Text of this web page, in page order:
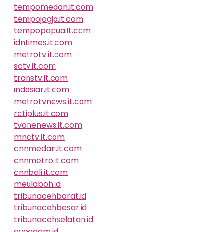
tempomedan.it.com
tempojogja.it.com
tempopapua.it.com
idntimes.it.com
metrotv.it.com
sctv.it.com
transtv.it.com
indosiar.it.com
metrotvnews.it.com
rctiplus.it.com
tvonenews.it.com
mnctv.it.com
cnnmedan.it.com
cnnmetro.it.com
cnnbali.it.com
meulaboh.id
tribunacehbarat.id
tribunacehbesar.id
tribunacehselatan.id